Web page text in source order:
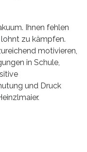
Ihnen fehlen
zu kämpfen.
motivieren,
in Schule,
und Druck